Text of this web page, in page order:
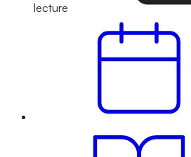
lecture